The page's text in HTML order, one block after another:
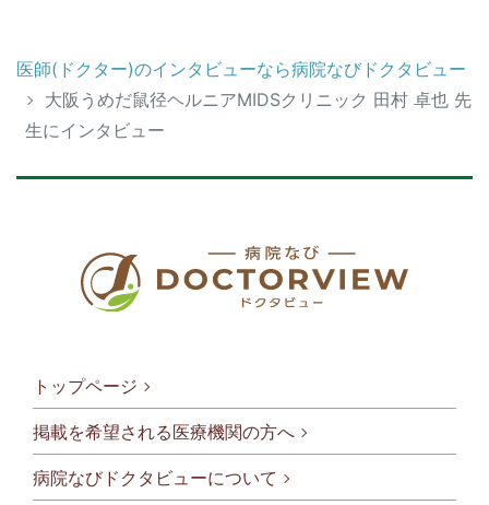
医師(ドクター)のインタビューなら病院なびドクタビュー
大阪うめだ鼠径ヘルニアMIDSクリニック 田村 卓也 先
生にインタビュー
トップページ
掲載を希望される医療機関の方へ
病院なびドクタビューについて